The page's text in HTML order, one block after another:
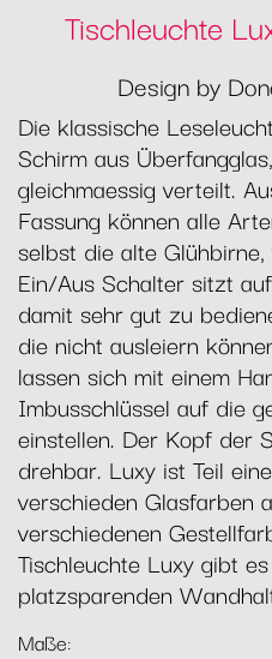
Tischleuchte
Design by
Die klassische
Schirm aus
gleichmaessig verteilt.
Fassung können alle
selbst die alte
Ein/Aus Schalter sitzt
damit sehr gut zu
die nicht ausleiern
lassen sich mit einem
Imbusschlüssel auf die
einstellen. Der Kopf der
drehbar. Luxy ist Teil
verschieden Glasfarben
verschiedenen
Tischleuchte Luxy gibt
platzsparenden
Maße: